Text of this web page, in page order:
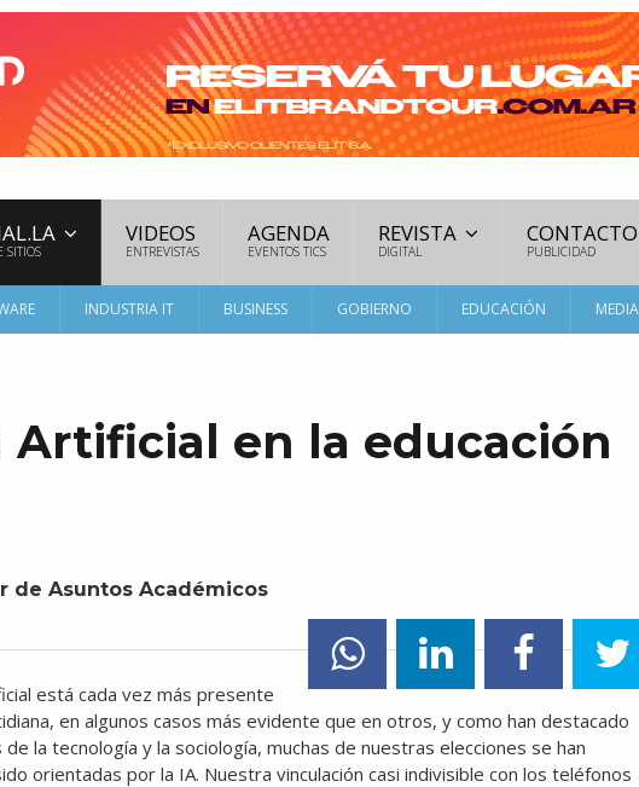
SITIOS
VIDEOS
ENTREVISTAS
AGENDA
EVENTOS TICS
REVISTA
DIGITAL
CONTACTO
PUBLICIDAD
INDUSTRIA IT BUSINESS GOBIERNO EDUCACIÓN
Artificial en la educación
de Asuntos Académicos
está cada vez más presente
en algunos casos más evidente que en otros, y como han destacado
la tecnología y la sociología, muchas de nuestras elecciones se han
orientadas por la IA. Nuestra vinculación casi indivisible con los teléfonos